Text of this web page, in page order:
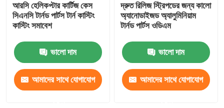
আরসি হেলিকপ্টার কার্টিজ কেস
সিএনসি টার্নড পার্টস টার্ন কাস্টিং
কাস্টিং সমাবেশ
ভালো দাম
আমাদের সাথে যোগাযোগ
দ্রুত রিলিজ স্ট্রিপডের জন্য কালো
অ্যানোডাইজড অ্যালুমিনিয়াম
টার্নড পার্টস ওডিএম
ভালো দাম
আমাদের সাথে যোগাযোগ